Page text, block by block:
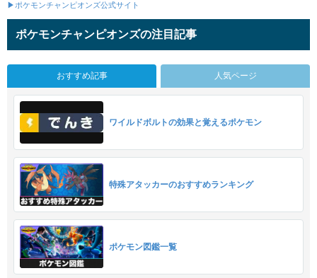
▶ポケモンチャンピオンズ公式サイト
ポケモンチャンピオンズの注目記事
おすすめ記事 人気ページ
ワイルドボルトの効果と覚えるポケモン
特殊アタッカーのおすすめランキング
ポケモン図鑑一覧